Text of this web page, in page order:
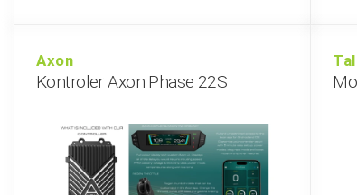
Axon
Kontroler Axon Phase 22S